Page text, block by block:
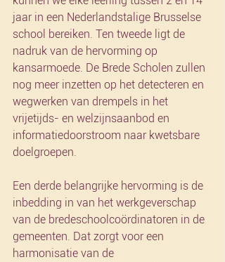
jaar in een Nederlandstalige Brusselse
school bereiken. Ten tweede ligt de
nadruk van de hervorming op
kansarmoede. De Brede Scholen zullen
nog meer inzetten op het detecteren en
wegwerken van drempels in het
vrijetijds- en welzijnsaanbod en
informatiedoorstroom naar kwetsbare
doelgroepen.
Een derde belangrijke hervorming is de
inbedding in van het werkgeverschap
van de bredeschoolcoördinatoren in de
gemeenten. Dat zorgt voor een
harmonisatie van de